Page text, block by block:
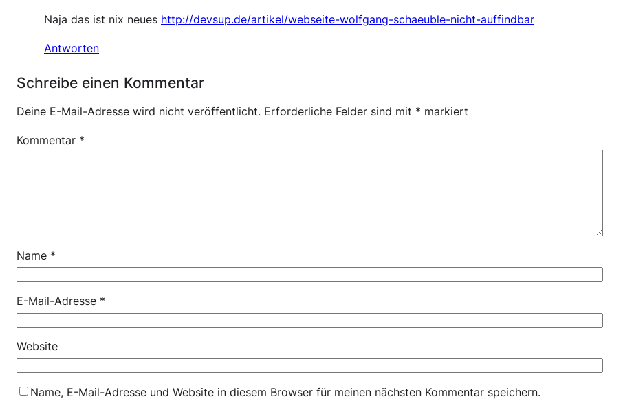
Naja das ist nix neues http://devsup.de/artikel/webseite-wolfgang-schaeuble-nicht-auffindbar
Antworten
Schreibe einen Kommentar
Deine E-Mail-Adresse wird nicht veröffentlicht. Erforderliche Felder sind mit * markiert
Kommentar *
Name *
E-Mail-Adresse *
Website
Name, E-Mail-Adresse und Website in diesem Browser für meinen nächsten Kommentar speichern.